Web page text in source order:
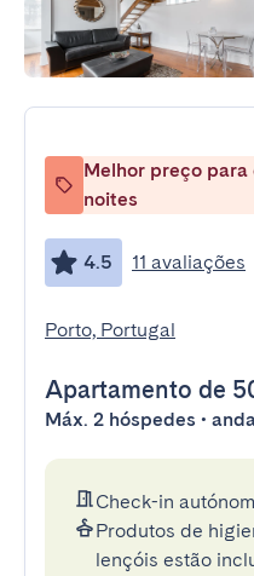
Melhor preço
noites
4.5 11 avaliações
Porto, Portugal
Apartamento de
Máx. 2 hóspedes •
Check-in
Produtos de
lençóis estão